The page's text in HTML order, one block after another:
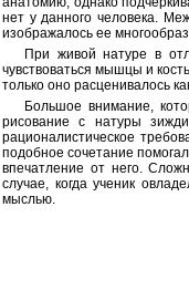
нет у данного человека.
изображалось ее
При живой натуре в
чувствоваться мышцы и
только оно расценивалось
Большое внимание,
рисование с натуры
рационалистическое
подобное сочетание
впечатление от него.
случае, когда ученик
мыслью.